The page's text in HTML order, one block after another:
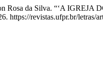
Rosa da Silva. “‘A
https://revistas.ufpr.br/letras/